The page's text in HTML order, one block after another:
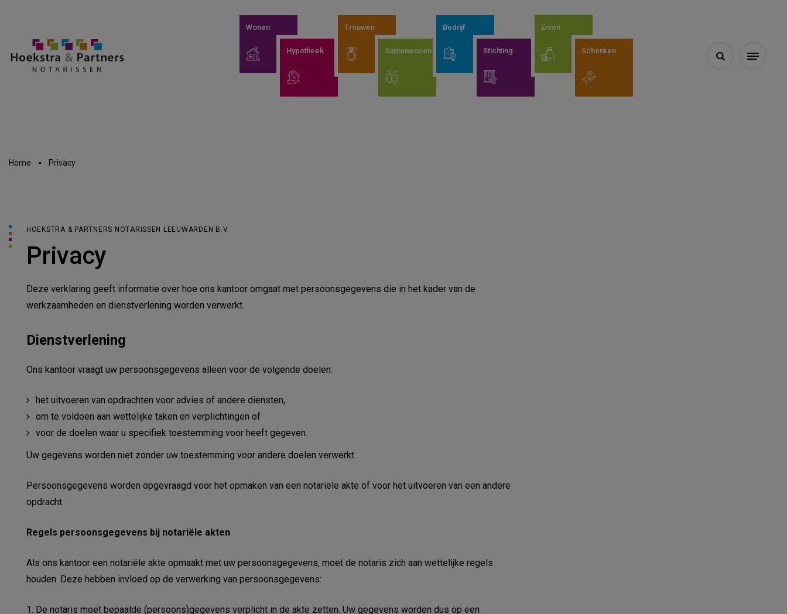
Wonen
Hypotheek
Trouwen
Samenwonen
Bedrijf
Stichting
Erven
Schenken

Home Privacy
HOEKSTRA & PARTNERS NOTARISSEN LEEUWARDEN B.V.
Privacy
Deze verklaring geeft informatie over hoe ons kantoor omgaat met persoonsgegevens die in het kader van de
werkzaamheden en dienstverlening worden verwerkt.
Dienstverlening
Ons kantoor vraagt uw persoonsgegevens alleen voor de volgende doelen:
het uitvoeren van opdrachten voor advies of andere diensten,
om te voldoen aan wettelijke taken en verplichtingen of
voor de doelen waar u specifiek toestemming voor heeft gegeven.
Uw gegevens worden niet zonder uw toestemming voor andere doelen verwerkt.
Persoonsgegevens worden opgevraagd voor het opmaken van een notariële akte of voor het uitvoeren van een andere
opdracht.
Regels persoonsgegevens bij notariële akten
Als ons kantoor een notariële akte opmaakt met uw persoonsgegevens, moet de notaris zich aan wettelijke regels
houden. Deze hebben invloed op de verwerking van persoonsgegevens:
1. De notaris moet bepaalde (persoons)gegevens verplicht in de akte zetten. Uw gegevens worden dus op een